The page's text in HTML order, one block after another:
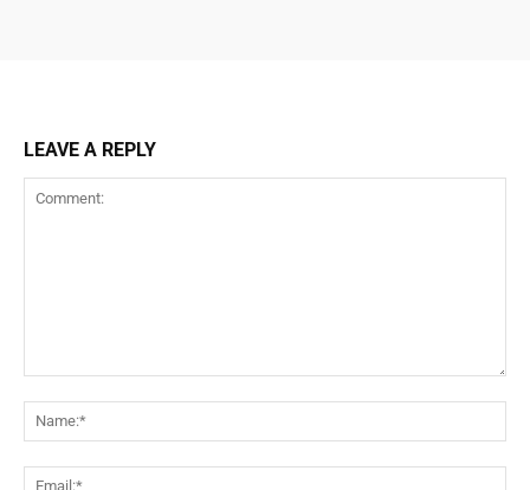
LEAVE A REPLY